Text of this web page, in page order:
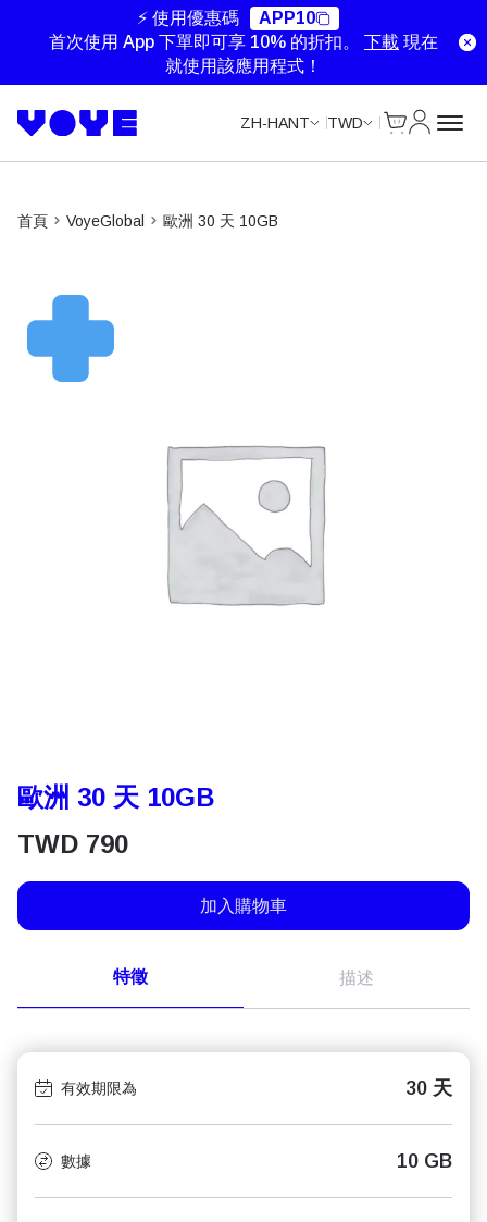
⚡ 使用優惠碼
APP10
首次使用 App 下單即可享 10% 的折扣。 下載 現在
就使用該應用程式！
ZH-HANT TWD
首頁 VoyeGlobal 歐洲 30 天 10GB
歐洲 30 天 10GB
TWD 790
加入購物車
特徵 描述
有效期限為 30 天
數據 10 GB